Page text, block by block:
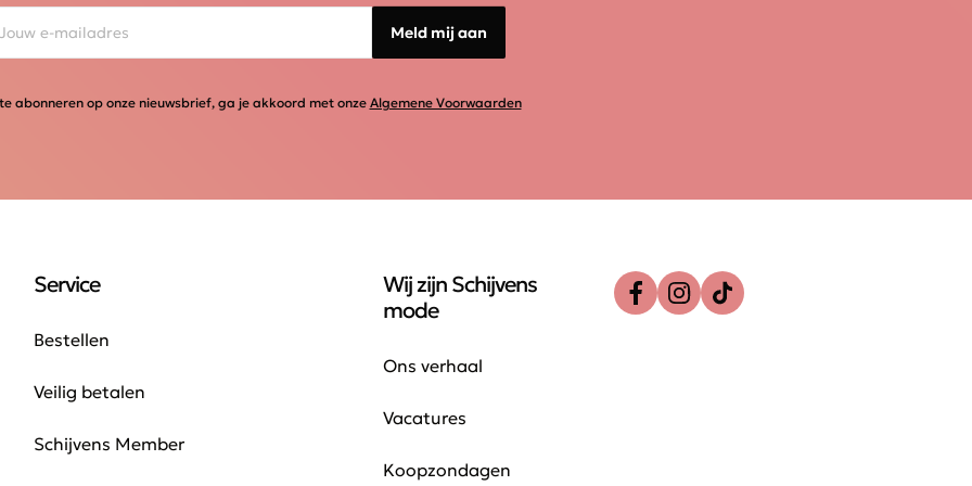
Meld mij aan
abonneren op onze nieuwsbrief, ga je akkoord met onze Algemene Voorwaarden
Service
Bestellen
Veilig betalen
Schijvens Member
Wij zijn Schijvens
mode
Ons verhaal
Vacatures
Koopzondagen